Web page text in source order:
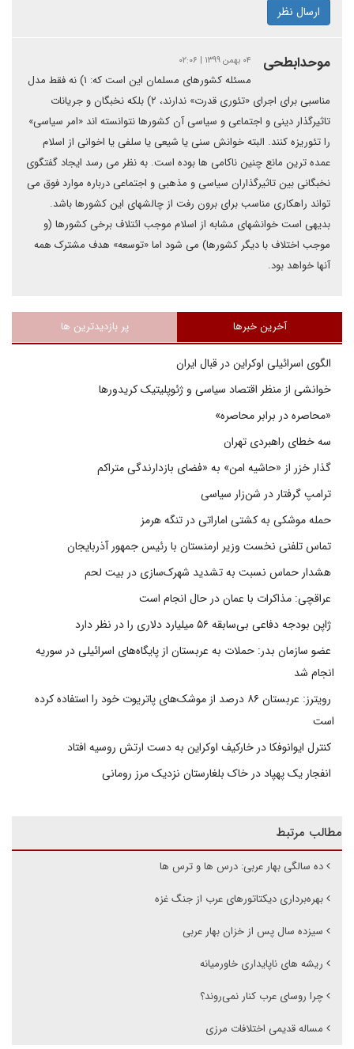
ارسال نظر
موحدابطحی ۰۴ بهمن ۱۳۹۹ | ۰۲:۰۶
مسئله کشورهای مسلمان این است که: ۱) نه فقط مدل
مناسبی برای اجرای «تئوری قدرت» ندارند، ۲) بلکه نخبگان و جریانات
تاثیرگذار دینی و اجتماعی و سیاسی آن کشورها نتوانسته اند «امر سیاسی»
را تئوریزه کنند. البته خوانش سنی یا شیعی یا سلفی یا اخوانی از اسلام
عمده ترین مانع چنین ناکامی ها بوده است. به نظر می رسد ایجاد گفتگوی
نخبگانی بین تاثیرگذاران سیاسی و مذهبی و اجتماعی درباره موارد فوق می
تواند راهکاری مناسب برای برون رفت از چالشهای این کشورها باشد.
بدیهی است خوانشهای مشابه از اسلام موجب ائتلاف برخی کشورها (و
موجب اختلاف با دیگر کشورها) می شود اما «توسعه» هدف مشترک همه
آنها خواهد بود.
آخرین خبرها پر بازدیدترین ها
الگوی اسرائیلی اوکراین در قبال ایران
خوانشی از منظر اقتصاد سیاسی و ژئوپلیتیک کریدورها
«محاصره در برابر محاصره»
سه خطای راهبردی تهران
گذار خزر از «حاشیه امن» به «فضای بازدارندگی متراکم
ترامپ گرفتار در شن‌زار سیاسی
حمله موشکی به کشتی اماراتی در تنگه هرمز
تماس تلفنی نخست وزیر ارمنستان با رئیس جمهور آذربایجان
هشدار حماس نسبت به تشدید شهرک‌سازی در بیت‌ لحم
عراقچی: مذاکرات با عمان در حال انجام است
ژاپن بودجه دفاعی بی‌سابقه ۵۶ میلیارد دلاری را در نظر دارد
عضو سازمان بدر: حملات به عربستان از پایگاه‌های اسرائیلی در سوریه
انجام شد
رویترز: عربستان ۸۶ درصد از موشک‌های پاتریوت خود را استفاده کرده
است
کنترل ایوانوفکا در خارکیف اوکراین به دست ارتش روسیه افتاد
انفجار یک پهپاد در خاک بلغارستان نزدیک مرز رومانی
مطالب مرتبط
ده سالگی بهار عربی: درس ها و ترس ها
بهره‌برداری دیکتاتورهای عرب از جنگ غزه
سیزده سال پس از خزان بهار عربی
ریشه های ناپایداری خاورمیانه
چرا روسای عرب کنار نمی‌روند؟
مساله قدیمی اختلافات مرزی